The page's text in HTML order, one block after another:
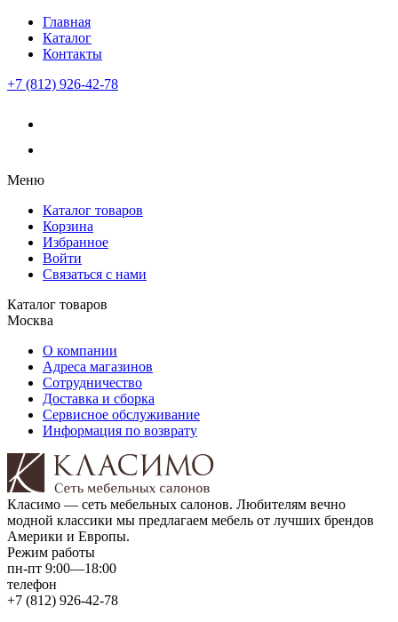
Главная
Каталог
Контакты
+7 (812) 926-42-78
Меню
Каталог товаров
Корзина
Избранное
Войти
Связаться с нами
Каталог товаров
Москва
О компании
Адреса магазинов
Сотрудничество
Доставка и сборка
Сервисное обслуживание
Информация по возврату
Класимо — cеть мебельных салонов. Любителям вечно
модной классики мы предлагаем мебель от лучших брендов
Америки и Европы.
Режим работы
пн-пт 9:00—18:00
телефон
+7 (812) 926-42-78